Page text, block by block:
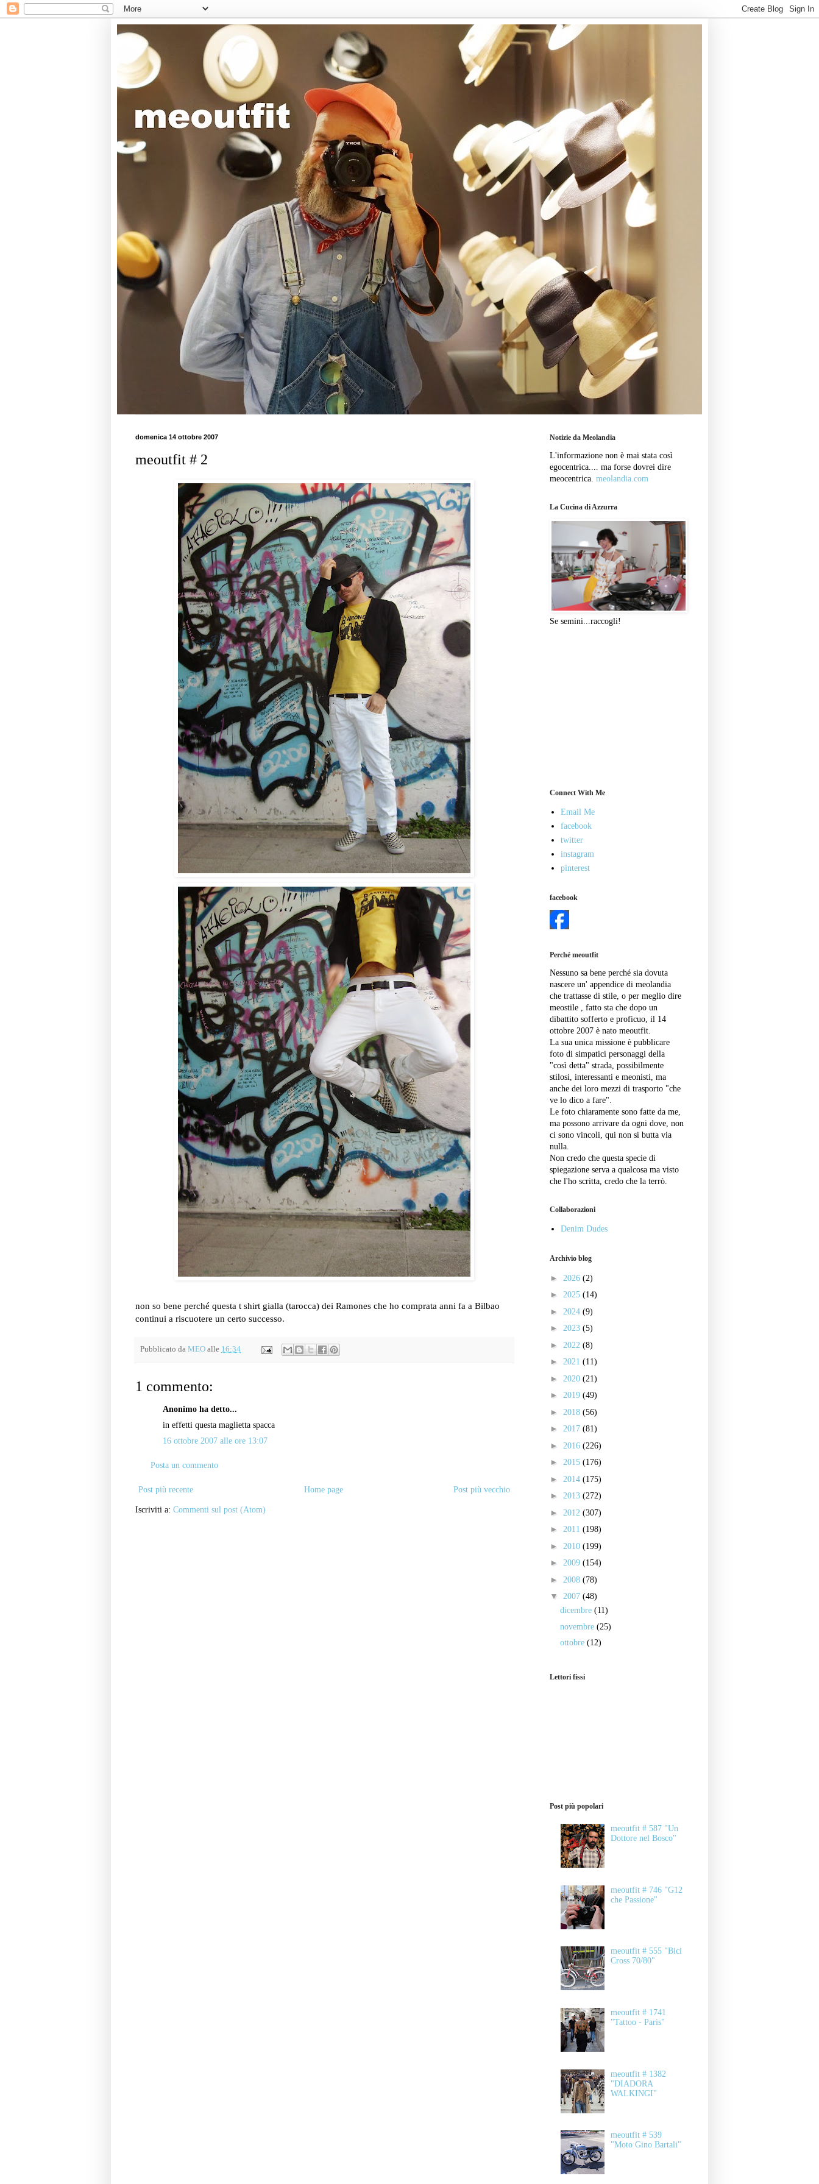
domenica 14 ottobre 2007
meoutfit # 2
non so bene perché questa t shirt gialla (tarocca) dei Ramones che ho comprata anni fa a Bilbao
continui a riscuotere un certo successo.
Pubblicato da MEO alle 16:34
1 commento:
Anonimo ha detto...
in effetti questa maglietta spacca
16 ottobre 2007 alle ore 13:07
Posta un commento
Post più recente Post più vecchio
Home page
Iscriviti a: Commenti sul post (Atom)
Notizie da Meolandia
L'informazione non è mai stata così
egocentrica.... ma forse dovrei dire
meocentrica. meolandia.com
La Cucina di Azzurra
Se semini...raccogli!
Connect With Me
Email Me
facebook
twitter
instagram
pinterest
facebook
Perché meoutfit
Nessuno sa bene perché sia dovuta
nascere un' appendice di meolandia
che trattasse di stile, o per meglio dire
meostile , fatto sta che dopo un
dibattito sofferto e proficuo, il 14
ottobre 2007 è nato meoutfit.
La sua unica missione è pubblicare
foto di simpatici personaggi della
"così detta" strada, possibilmente
stilosi, interessanti e meonisti, ma
anche dei loro mezzi di trasporto "che
ve lo dico a fare".
Le foto chiaramente sono fatte da me,
ma possono arrivare da ogni dove, non
ci sono vincoli, qui non si butta via
nulla.
Non credo che questa specie di
spiegazione serva a qualcosa ma visto
che l'ho scritta, credo che la terrò.
Collaborazioni
Denim Dudes
Archivio blog
► 2026 (2)
► 2025 (14)
► 2024 (9)
► 2023 (5)
► 2022 (8)
► 2021 (11)
► 2020 (21)
► 2019 (49)
► 2018 (56)
► 2017 (81)
► 2016 (226)
► 2015 (176)
► 2014 (175)
► 2013 (272)
► 2012 (307)
► 2011 (198)
► 2010 (199)
► 2009 (154)
► 2008 (78)
▼ 2007 (48)
dicembre (11)
novembre (25)
ottobre (12)
Lettori fissi
Post più popolari
meoutfit # 587 "Un
Dottore nel Bosco"
meoutfit # 746 "G12
che Passione"
meoutfit # 555 "Bici
Cross 70/80"
meoutfit # 1741
"Tattoo - Paris"
meoutfit # 1382
"DIADORA
WALKINGI"
meoutfit # 539
"Moto Gino Bartali"